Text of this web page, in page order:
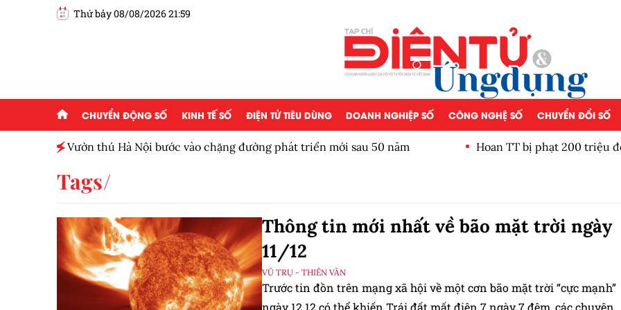
Thứ bảy 08/08/2026 21:59
CHUYỂN ĐỘNG SỐ KINH TẾ SỐ ĐIỆN TỬ TIÊU DÙNG DOANH NGHIỆP SỐ CÔNG NGHỆ SỐ CHUYỂN ĐỔI SỐ
Vườn thú Hà Nội bước vào chặng đường phát triển mới sau 50 năm Hoan TT bị phạt 200 triệu
Tags
Thông tin mới nhất về bão mặt trời ngày
11/12
VŨ TRỤ - THIÊN VĂN
Trước tin đồn trên mạng xã hội về một cơn bão mặt trời “cực mạnh”
ngày 12.12 có thể khiến Trái đất mất điện 7 ngày 7 đêm, các chuyên